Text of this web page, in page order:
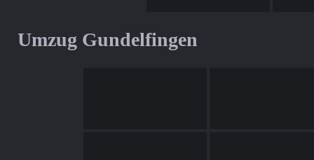
Umzug Gundelfingen